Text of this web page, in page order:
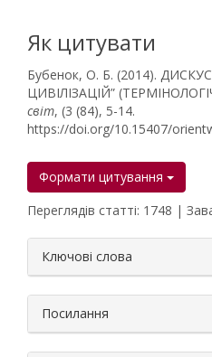
Як цитувати
Бубенок, О. Б. (2014).
ЦИВІЛІЗАЦІЙ”
світ, (3 (84), 5-14.
https://doi.org/10.15407/
Формати цитування
Переглядів статті: 1748 |
Ключові слова
Посилання